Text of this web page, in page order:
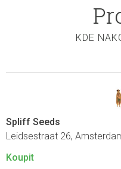
KDE
Spliff Seeds
Leidsestraat 26,
Koupit